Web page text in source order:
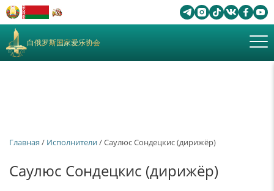
白俄罗斯国家爱乐协会
Главная / Исполнители/ Саулюс Сондецкис (дирижёр)
Саулюс Сондецкис (дирижёр)